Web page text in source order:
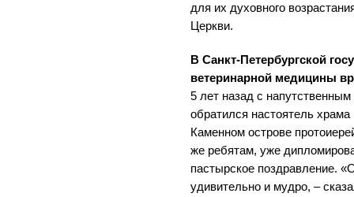
для их духовного
Церкви.
В Санкт-Петербургской
ветеринарной медицины
5 лет назад с
обратился настоятель
Каменном острове
же ребятам, уже
пастырское поздравление.
удивительно и мудро, –